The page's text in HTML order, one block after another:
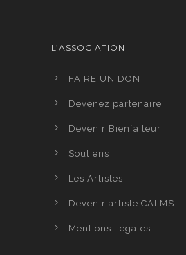
L’ASSOCIATION
FAIRE UN DON
Devenez partenaire
Devenir Bienfaiteur
Soutiens
Les Artistes
Devenir artiste CALMS
Mentions Légales